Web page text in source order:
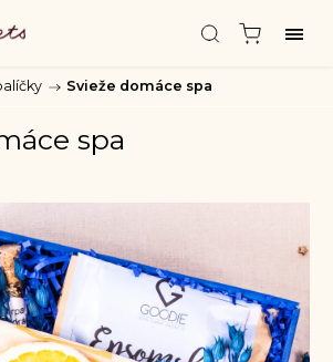
/ Svieže domáce spa
spa